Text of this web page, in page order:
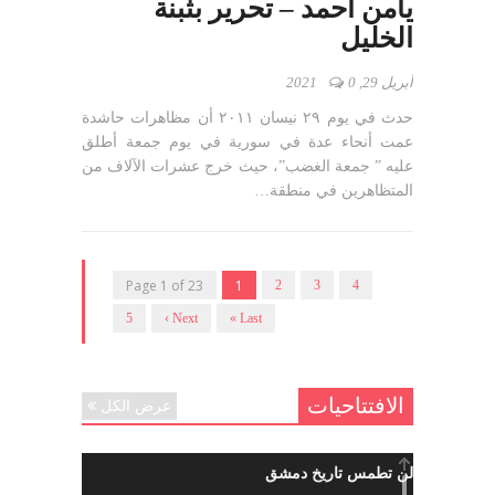
يامن أحمد – تحرير بثبنة
الخليل
أبريل 29, 2021 0
حدث في يوم ٢٩ نيسان ٢٠١١ أن مظاهرات حاشدة
عمت أنحاء عدة في سورية في يوم جمعة أطلق
عليه ” جمعة الغضب”، حيث خرج عشرات الآلاف من
المتظاهرين في منطقة…
Page 1 of 23 1 2 3 4
5 Next › Last »
الافتتاحيات عرض الكل
حرائقكم لن تطمس تاريخ دمشق